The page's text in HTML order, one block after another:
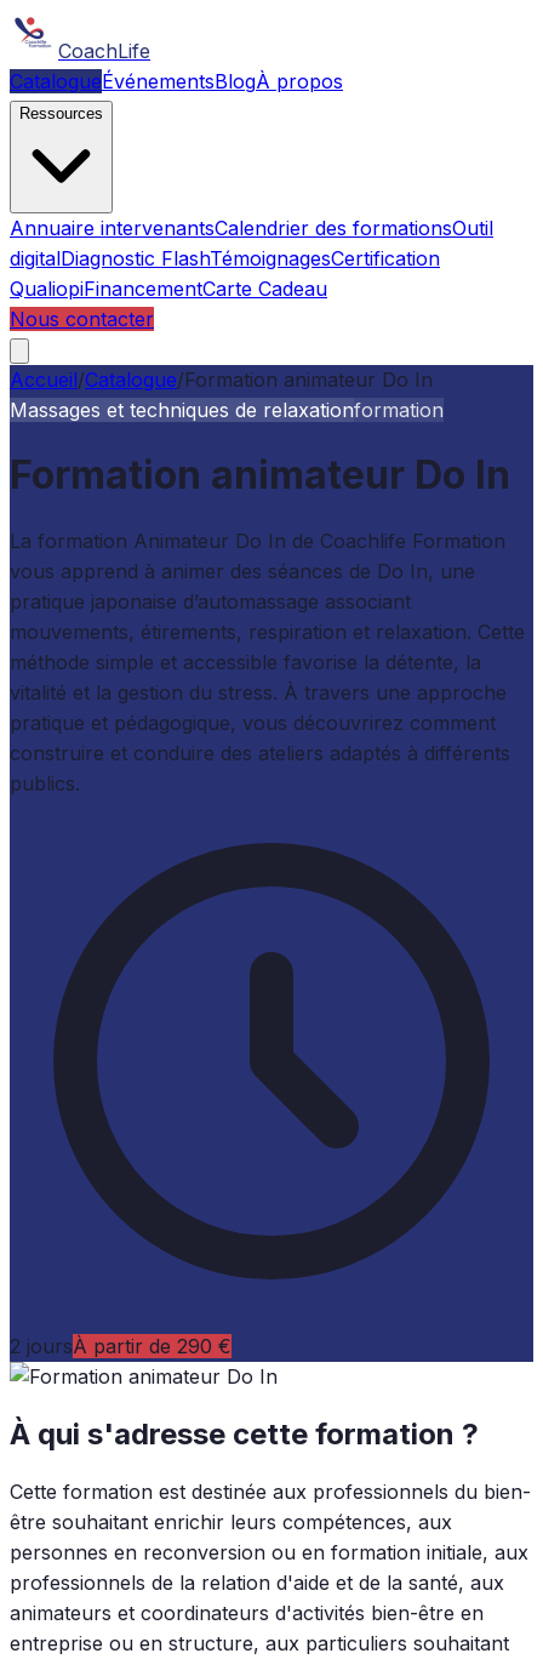
CoachLife
CatalogueÉvénementsBlogÀ propos
Ressources
Annuaire intervenantsCalendrier des formationsOutil
digitalDiagnostic FlashTémoignagesCertification
QualiopiFinancementCarte Cadeau
Nous contacter
Accueil/Catalogue/Formation animateur Do In
Massages et techniques de relaxationformation
Formation animateur Do In
La formation Animateur Do In de Coachlife Formation
vous apprend à animer des séances de Do In, une
pratique japonaise d’automassage associant
mouvements, étirements, respiration et relaxation. Cette
méthode simple et accessible favorise la détente, la
vitalité et la gestion du stress. À travers une approche
pratique et pédagogique, vous découvrirez comment
construire et conduire des ateliers adaptés à différents
publics.
2 joursÀ partir de 290 €
À qui s'adresse cette formation ?
Cette formation est destinée aux professionnels du bien-
être souhaitant enrichir leurs compétences, aux
personnes en reconversion ou en formation initiale, aux
professionnels de la relation d'aide et de la santé, aux
animateurs et coordinateurs d'activités bien-être en
entreprise ou en structure, aux particuliers souhaitant